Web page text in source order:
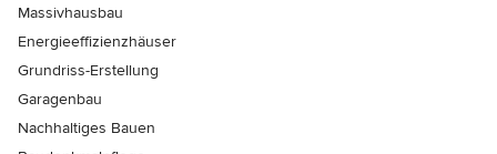
Massivhausbau
Energieeffizienzhäuser
Grundriss-Erstellung
Garagenbau
Nachhaltiges Bauen